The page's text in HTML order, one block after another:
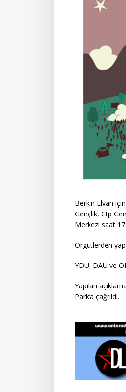
Berkin Elvan
Gençlik, Ctp
Merkezi saat
Örgütlerden
YDÜ, DAÜ ve
Yapılan
Park’a çağrıldı.